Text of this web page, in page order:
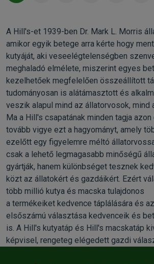
A Hill's-et 1939-ben Dr. Mark L. Morris
amikor egyik betege arra kérte hogy
kutyáját, aki veseelégtelenségben
meghaladó elmélete, miszerint egyes
kezelhetőek megfelelően összeállított
tudományosan is alátámasztott és
veszik alapul mind az állatorvosok, mind
Ma a Hill's csapatának minden tagja
tovább vigye ezt a hagyományt, amely
ezelőtt egy figyelemre méltó
csak a lehető legmagasabb minőségű
gyártják, hanem különbséget tesznek
közt az állatokért és gazdáikért. Ezért
több millió kutya és macska tulajdonos
a termékeiket kedvence táplálására és
elsőszámú választása kedvenceik és
is. A Hill's kutyatáp és Hill's macskatáp
képvisel, rengeteg elégedett gazdi